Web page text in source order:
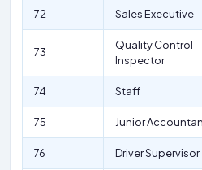
72 Sales Executive
73
Quality Control
Inspector
74 Staff
75 Junior
76 Driver Supervisor